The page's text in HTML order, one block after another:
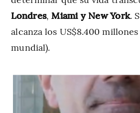
Londres,Miami y New York.
alcanza los US$8.400
mundial).